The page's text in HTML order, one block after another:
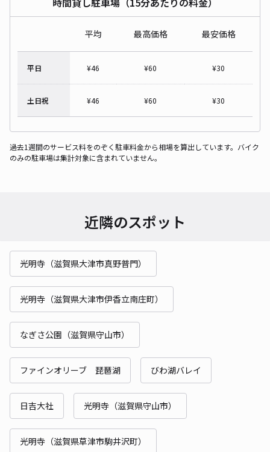
平均 最高価格 最安価格
平日 ¥46 ¥60 ¥30
土日祝 ¥46 ¥60 ¥30
過去1週間のサービス料をのぞく駐車料金から相場を算出しています。バイク
のみの駐車場は集計対象に含まれていません。
近隣のスポット
光明寺（滋賀県大津市真野普門）
光明寺（滋賀県大津市伊香立南庄町）
なぎさ公園（滋賀県守山市）
ファインオリーブ 琵琶湖 びわ湖バレイ
日吉大社 光明寺（滋賀県守山市）
光明寺（滋賀県草津市駒井沢町）